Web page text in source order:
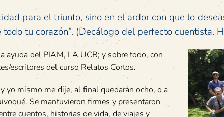
para el triunfo, sino en el ardor con que lo
tu corazón”. (Decálogo del perfecto cuentista.
ayuda del PIAM, LA UCR; y sobre todo, con
escritores del curso Relatos Cortos.
yo mismo me dije, al final quedarán ocho, o a
Se mantuvieron firmes y presentaron
cuentos, historias de vida, de viajes y